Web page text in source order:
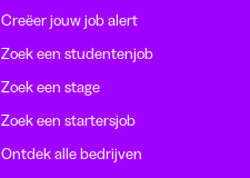
Creëer jouw job alert
Zoek een studentenjob
Zoek een stage
Zoek een startersjob
Ontdek alle bedrijven